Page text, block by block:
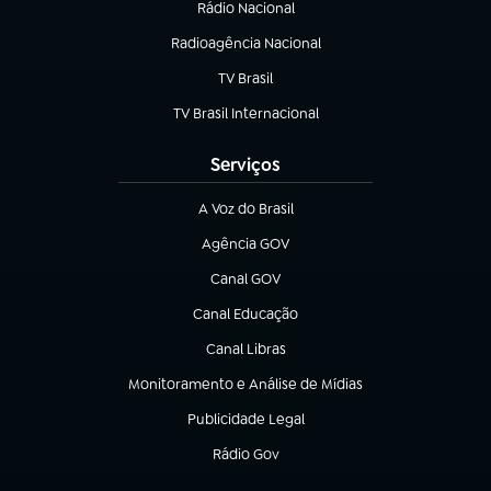
Rádio Nacional
Radioagência Nacional
(abre em nova aba)
TV Brasil
(abre em nova aba)
TV Brasil Internacional
(abre em nova aba)
Serviços
A Voz do Brasil
(abre em nova aba)
Agência GOV
(abre em nova aba)
Canal GOV
(abre em nova aba)
Canal Educação
(abre em nova aba)
Canal Libras
(abre em nova aba)
Monitoramento e Análise de Mídias
(abre em nova aba)
Publicidade Legal
(abre em nova aba)
Rádio Gov
(abre em nova aba)